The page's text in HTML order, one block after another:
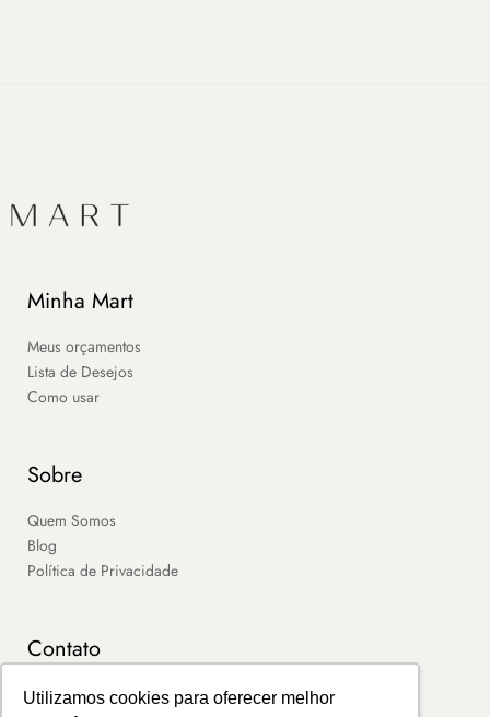
Utilizamos cookies para oferecer melhor
Minha Mart
Meus orçamentos
Lista de Desejos
Como usar
Sobre
Quem Somos
Blog
Política de Privacidade
Contato
SAC